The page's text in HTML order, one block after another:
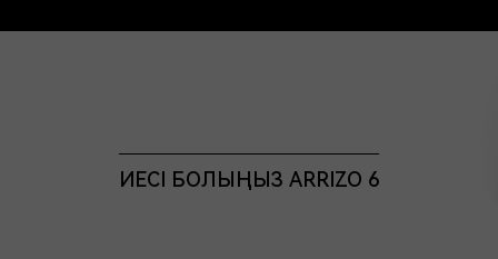
ИЕСІ БОЛЫҢЫЗ ARRIZO 6